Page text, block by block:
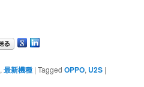
,最新機種 |Tagged OPPO, U2S |